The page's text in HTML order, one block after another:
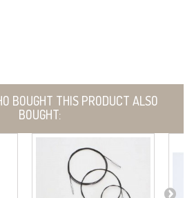
BOUGHT THIS PRODUCT ALSO
BOUGHT: